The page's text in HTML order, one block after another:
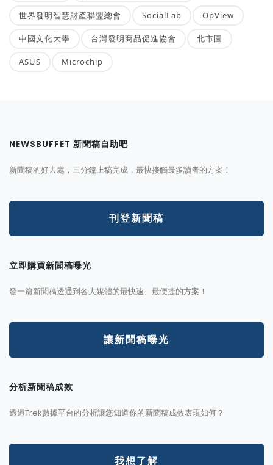
世界發明智慧財產聯盟總會 SocialLab OpView
中國文化大學 台灣發明商品促進協會 北市圖
ASUS Microchip
NEWSBUFFET 新聞稿自助吧
新聞稿的好去處，三分鐘上稿完成，最快接觸最多讀者的方案！
刊登新聞稿
立即購買新聞稿曝光
發一篇新聞稿透通到各大媒體的最快速、最便捷的方案！
讓新聞稿曝光
分析新聞稿成效
透過Trek數據平台的分析讓您知道你的新聞稿成效表現如何？
我想了解